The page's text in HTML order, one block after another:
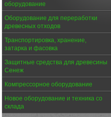
оборудование
Оборудование для переработки
древесных отходов
Транспортировка, хранение,
затарка и фасовка
Защитные средства для древесины
Сенеж
Компрессорное оборудование
Новое оборудование и техника со
склада